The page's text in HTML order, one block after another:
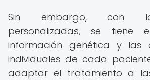
Sin embargo, con
personalizadas, se tiene
información genética y las
individuales de cada
adaptar el tratamiento a